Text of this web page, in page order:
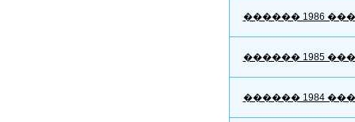
������ 1986
������ 1985
������ 1984